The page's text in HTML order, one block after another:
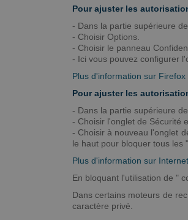
Pour ajuster les
- Dans la partie supérieure
- Choisir Options.
- Choisir le panneau
- Ici vous pouvez configurer
Plus d'information sur Firefox
Pour ajuster les
- Dans la partie supérieure
- Choisir l'onglet de Sécurité
- Choisir à nouveau l'onglet
le haut pour bloquer tous les
Plus d'information sur
En bloquant l'utilisation de "
Dans certains moteurs de
caractère privé.